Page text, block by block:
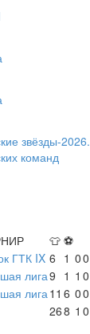
звёзды-2026.
команд
👕 ⚽
ГТК IX 6 1 00
лига9 1 1 0
лига 11 6 00
268 1 0